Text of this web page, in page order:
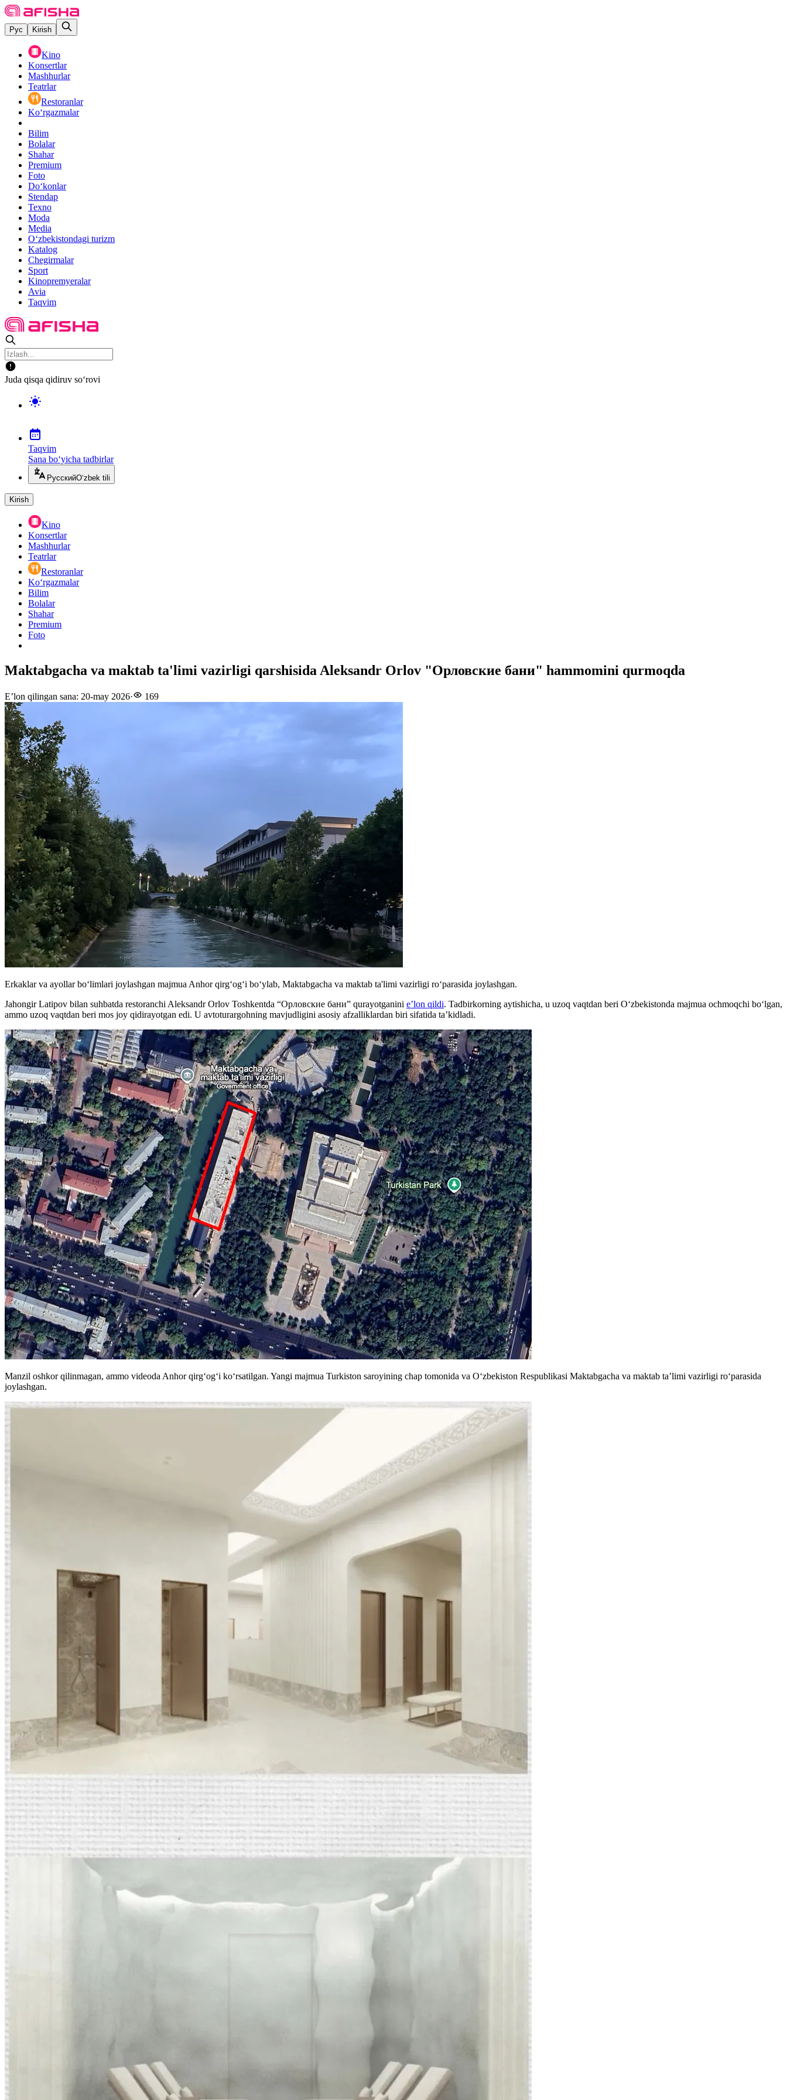
Рус Kirish
Kino
Konsertlar
Mashhurlar
Teatrlar
Restoranlar
Ko‘rgazmalar
Bilim
Bolalar
Shahar
Premium
Foto
Do‘konlar
Stendap
Texno
Moda
Media
O‘zbekistondagi turizm
Katalog
Chegirmalar
Sport
Kinopremyeralar
Avia
Taqvim
Juda qisqa qidiruv so‘rovi
Taqvim
Sana bo‘yicha tadbirlar
РусскийO‘zbek tili
Kirish
Kino
Konsertlar
Mashhurlar
Teatrlar
Restoranlar
Ko‘rgazmalar
Bilim
Bolalar
Shahar
Premium
Foto
Maktabgacha va maktab ta'limi vazirligi qarshisida Aleksandr Orlov "Орловские бани" hammomini qurmoqda
E’lon qilingan sana: 20-may 2026· 169
Erkaklar va ayollar boʻlimlari joylashgan majmua Anhor qirgʻogʻi boʻylab, Maktabgacha va maktab ta'limi vazirligi roʻparasida joylashgan.
Jahongir Latipov bilan suhbatda restoranchi Aleksandr Orlov Toshkentda “Орловские бани” qurayotganini e’lon qildi. Tadbirkorning aytishicha, u uzoq vaqtdan beri Oʻzbekistonda majmua ochmoqchi boʻlgan,
ammo uzoq vaqtdan beri mos joy qidirayotgan edi. U avtoturargohning mavjudligini asosiy afzalliklardan biri sifatida ta’kidladi.
Manzil oshkor qilinmagan, ammo videoda Anhor qirgʻogʻi koʻrsatilgan. Yangi majmua Turkiston saroyining chap tomonida va Oʻzbekiston Respublikasi Maktabgacha va maktab ta’limi vazirligi roʻparasida
joylashgan.